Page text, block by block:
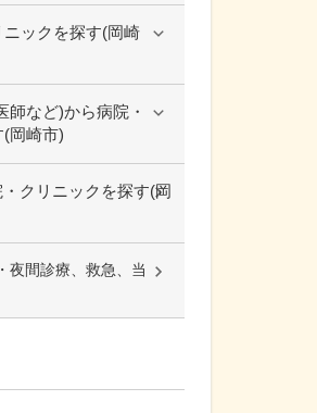
ックを探す(岡崎
師など)から病院・
(岡崎市)
クリニックを探す(岡
夜間診療、救急、当